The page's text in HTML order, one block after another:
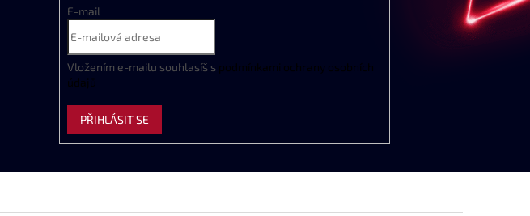
E-mail
Vložením e-mailu souhlasíš s podmínkami ochrany osobních
údajů
PŘIHLÁSIT SE